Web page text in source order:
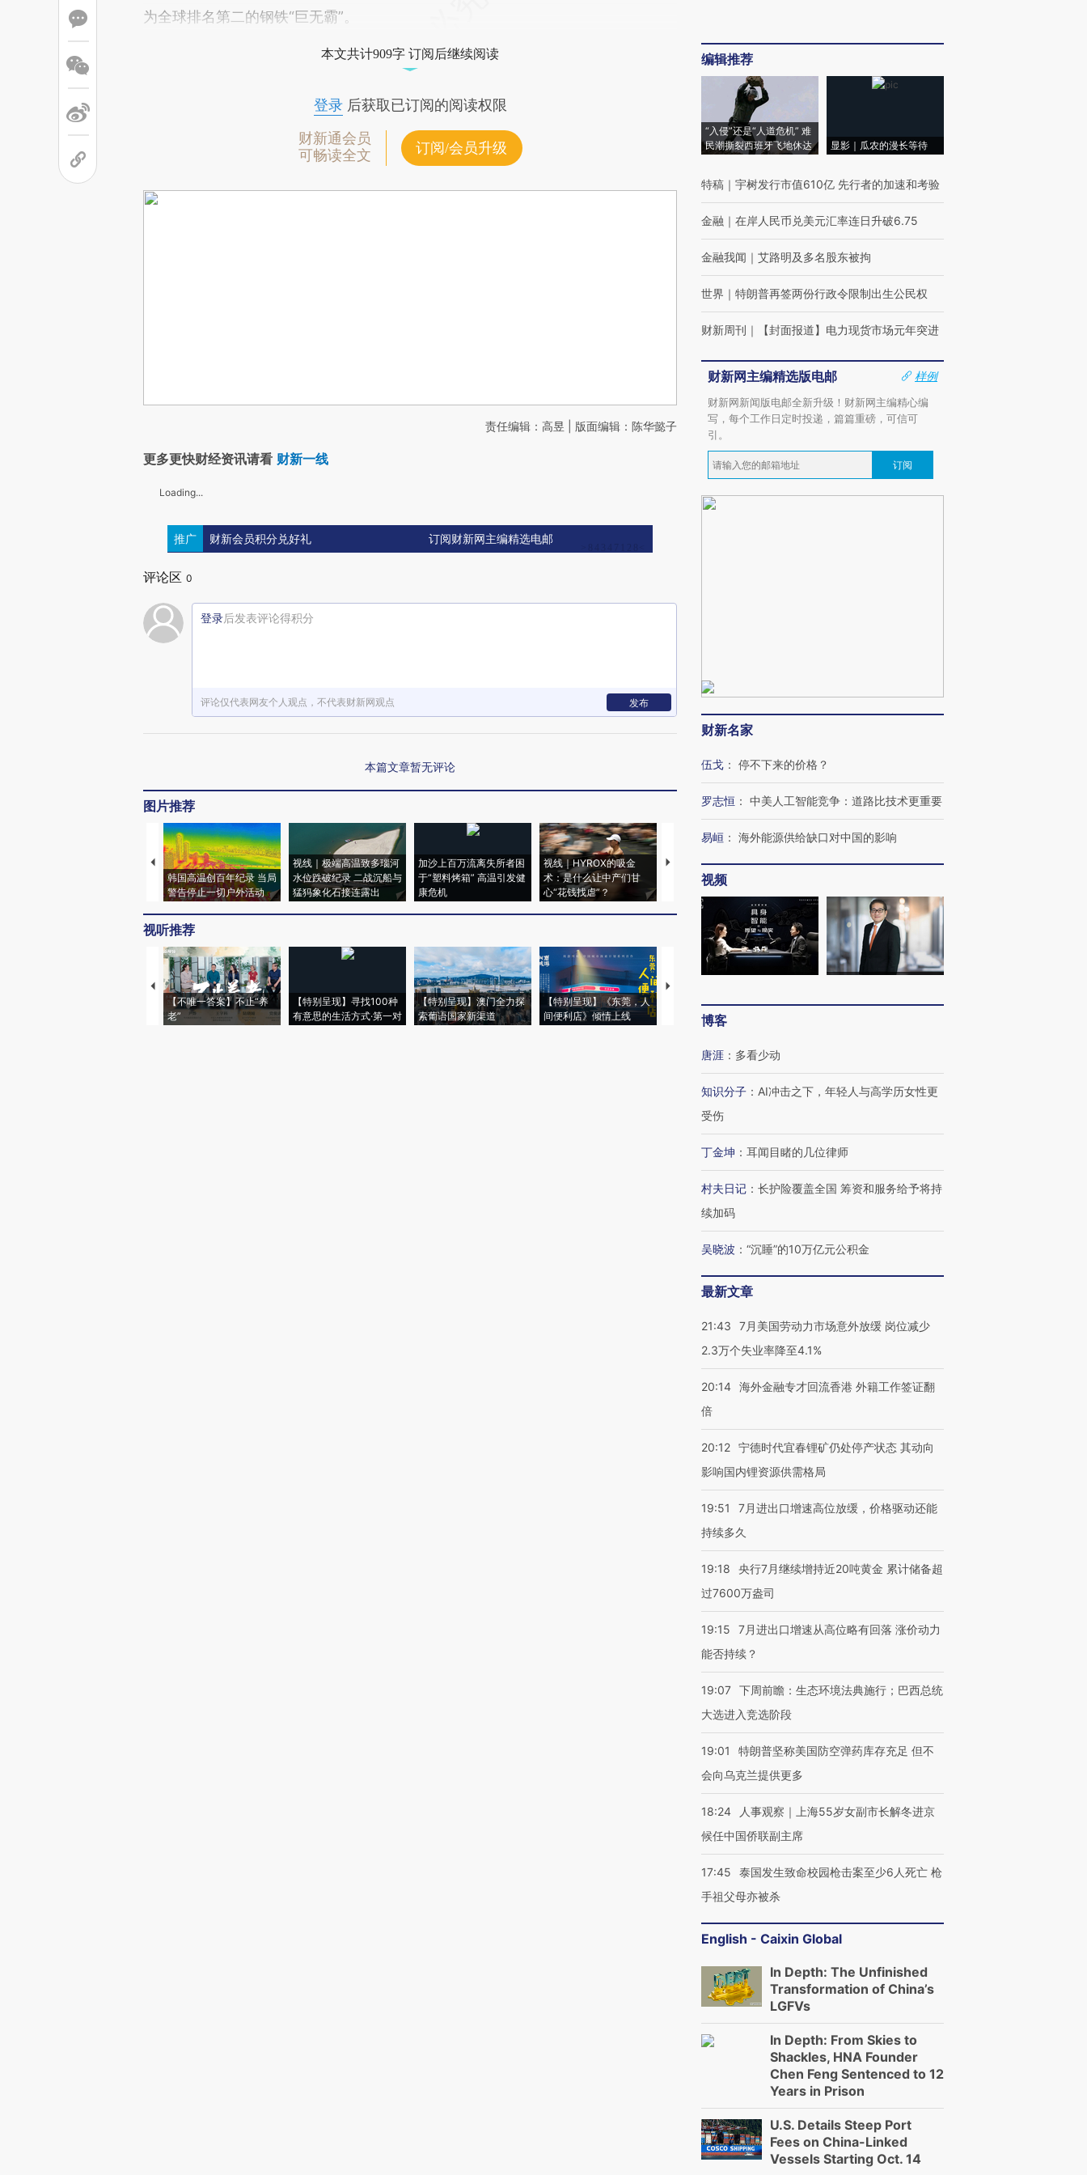
为全球排名第二的钢铁“巨无霸”。
本文共计909字 订阅后继续阅读
登录后获取已订阅的阅读权限
财新通会员
可畅读全文
订阅/会员升级
责任编辑：高昱 | 版面编辑：陈华懿子
更多更快财经资讯请看 财新一线
Loading...
推广 财新会员积分兑好礼 订阅财新网主编精选电邮
评论区 0
登录后发表评论得积分
评论仅代表网友个人观点，不代表财新网观点 发布
本篇文章暂无评论
图片推荐
韩国高温创百年纪录 当局
警告停止一切户外活动
视线｜极端高温致多瑙河
水位跌破纪录 二战沉船与
猛犸象化石接连露出
加沙上百万流离失所者困
于“塑料烤箱” 高温引发健
康危机
视线｜HYROX的吸金
术：是什么让中产们甘
心“花钱找虐”？
马航飞行员跨国走私7万
粒摇头丸 尿检体内含3种
视线｜被称为“蟑螂”的印
视线｜“入侵”还是“人道危
视听推荐
【不唯一答案】不止“养
老”
【特别呈现】寻找100种
有意思的生活方式·第一对
【特别呈现】澳门全力探
索葡语国家新渠道
【特别呈现】《东莞，人
间便利店》倾情上线
【推广】走进第四届链博
会，让数智科技“链”接产
【特别呈现】寻找100种
CFO：不靠规模取胜，华
编辑推荐
“入侵”还是“人道危机” 难
民潮撕裂西班牙飞地休达
显影｜瓜农的漫长等待
特稿 ｜ 宇树发行市值610亿 先行者的加速和考验
金融 ｜ 在岸人民币兑美元汇率连日升破6.75
金融我闻 ｜ 艾路明及多名股东被拘
世界 ｜ 特朗普再签两份行政令限制出生公民权
财新周刊 ｜ 【封面报道】电力现货市场元年突进
财新网主编精选版电邮
样例
财新网新闻版电邮全新升级！财新网主编精心编
写，每个工作日定时投递，篇篇重磅，可信可
引。
订阅
财新名家
伍戈 ： 停不下来的价格？
罗志恒 ： 中美人工智能竞争：道路比技术更重要
易峘 ： 海外能源供给缺口对中国的影响
视频
博客
唐涯 ： 多看少动
知识分子 ： AI冲击之下，年轻人与高学历女性更
受伤
丁金坤 ： 耳闻目睹的几位律师
村夫日记 ： 长护险覆盖全国 筹资和服务给予将持
续加码
吴晓波 ： “沉睡”的10万亿元公积金
最新文章
21:43
7月美国劳动力市场意外放缓 岗位减少
2.3万个失业率降至4.1%
20:14 海外金融专才回流香港 外籍工作签证翻
倍
20:12 宁德时代宜春锂矿仍处停产状态 其动向
影响国内锂资源供需格局
19:51
7月进出口增速高位放缓，价格驱动还能
持续多久
19:18
央行7月继续增持近20吨黄金 累计储备超
过7600万盎司
19:15
7月进出口增速从高位略有回落 涨价动力
能否持续？
19:07 下周前瞻：生态环境法典施行；巴西总统
大选进入竞选阶段
19:01
特朗普坚称美国防空弹药库存充足 但不
会向乌克兰提供更多
18:24
人事观察｜上海55岁女副市长解冬进京
候任中国侨联副主席
17:45
泰国发生致命校园枪击案至少6人死亡 枪
手祖父母亦被杀
English - Caixin Global
In Depth: The Unfinished
Transformation of China’s
LGFVs
In Depth: From Skies to
Shackles, HNA Founder
Chen Feng Sentenced to 12
Years in Prison
U.S. Details Steep Port
Fees on China-Linked
Vessels Starting Oct. 14